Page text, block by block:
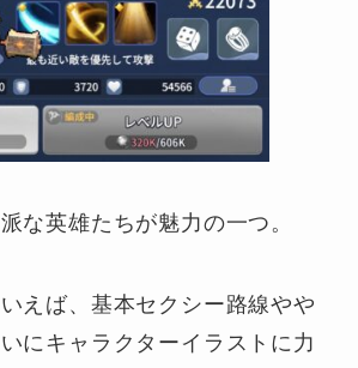
な英雄たちが魅力の一つ。
えば、基本セクシー路線やや
にキャラクターイラストに力